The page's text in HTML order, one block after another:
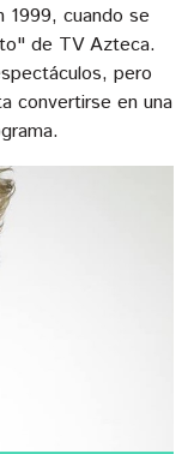
1999, cuando se
de TV Azteca.
pero
convertirse en una